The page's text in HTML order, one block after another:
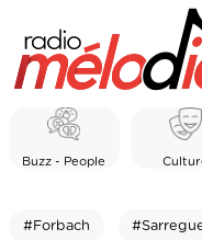
Buzz - People
#Forbach